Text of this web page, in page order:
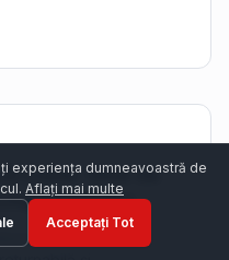
experiența dumneavoastră de
Aflați mai multe
Acceptați Tot
Uzate: Ghid de
liniilor de